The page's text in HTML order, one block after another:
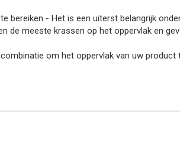
bereiken - Het is een uiterst belangrijk
de meeste krassen op het oppervlak en
om het oppervlak van uw product